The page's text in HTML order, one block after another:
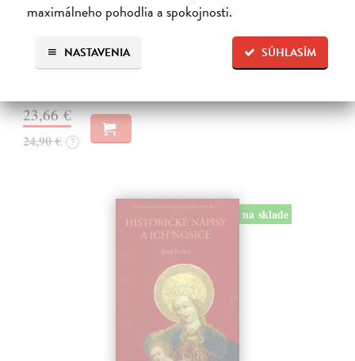
maximálneho pohodlia a spokojnosti.
SÚHLASÍM
NASTAVENIA
Sú ikonickými postavami našej kultúry. Postavili im sochy a
pomenovali po nich ulice, majú svoje nespochybniteľné miesto v
lexikónoch literatúry aj učebniciach, slovenské moderné umenie sa
bez nich nedá…
23,66 €
24,90 € ?
na sklade